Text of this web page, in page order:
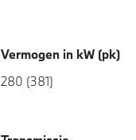
Vermogen in kW (pk)
280 (381)